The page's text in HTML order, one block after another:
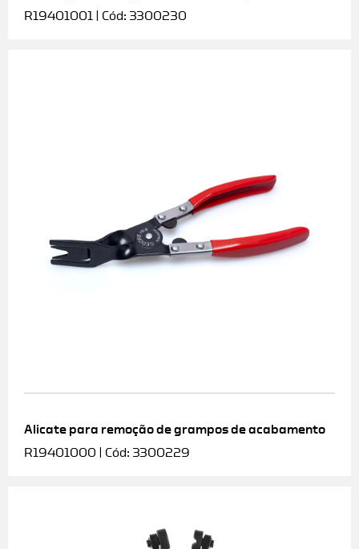
R19401001 | Cód: 3300230
Alicate para remoção de grampos de acabamento
R19401000 | Cód: 3300229